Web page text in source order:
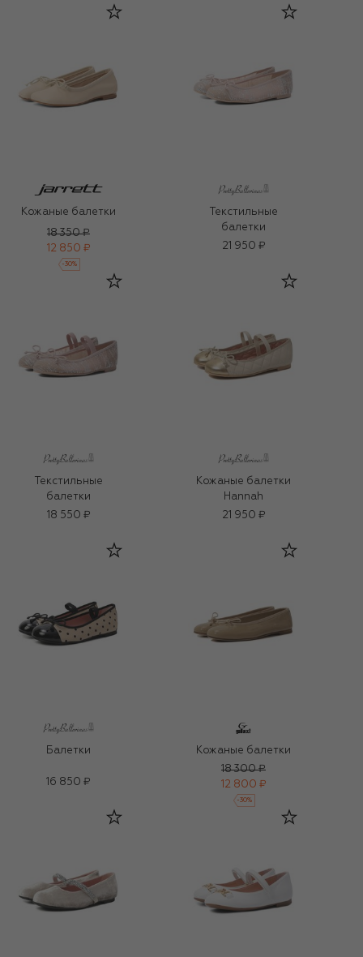
Кожаные балетки
18 350 ₽
12 850 ₽
-30%
Текстильные
балетки
21 950 ₽
Текстильные
балетки
18 550 ₽
Кожаные балетки
Hannah
21 950 ₽
Балетки
16 850 ₽
Кожаные балетки
18 300 ₽
12 800 ₽
-30%